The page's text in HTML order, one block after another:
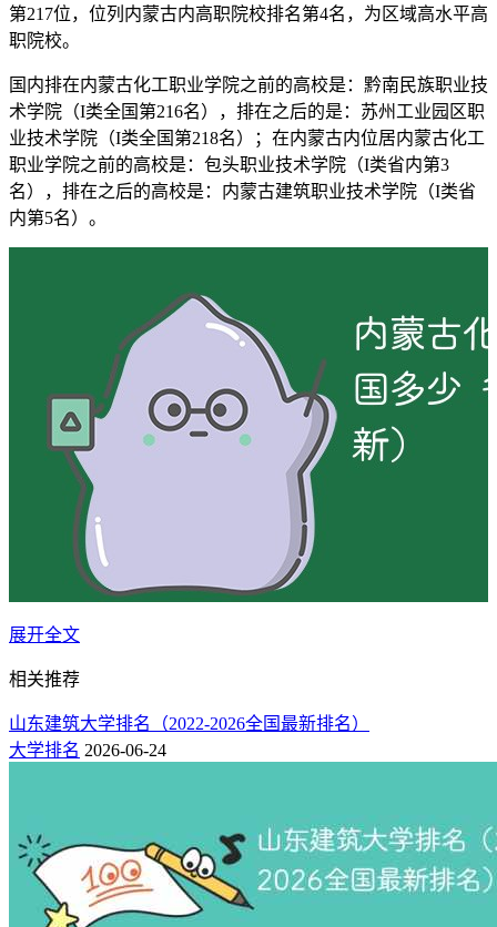
第217位，位列内蒙古内高职院校排名第4名，为区域高水平高
职院校。
国内排在内蒙古化工职业学院之前的高校是：黔南民族职业技
术学院（I类全国第216名），排在之后的是：苏州工业园区职
业技术学院（I类全国第218名）；在内蒙古内位居内蒙古化工
职业学院之前的高校是：包头职业技术学院（I类省内第3
名），排在之后的高校是：内蒙古建筑职业技术学院（I类省
内第5名）。
2025年“校友会”、“金平果”、“软科”、“
高等教育评价机构发布了最新国内高职院校排行榜。内蒙古化
工职业学院属于什么档次，在全国排名第几名？以下为新高考
网整理的各大机构公布的大学排名详细数据，欢迎参考！
1.内蒙古化工职业学院全国排名一览表（校友会版）
按校友会中国高职院校排行榜看，内蒙古化工职业学院2025年
展开全文
相关推荐
山东建筑大学排名（2022-2026全国最新排名）
大学排名 2026-06-24